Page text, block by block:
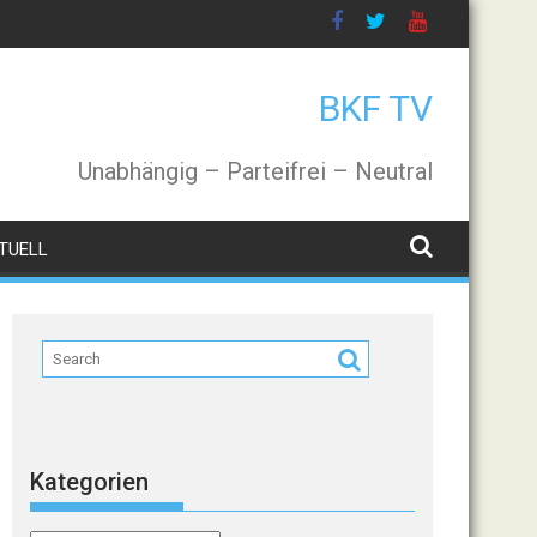
BKF TV
Unabhängig – Parteifrei – Neutral
Kategorien